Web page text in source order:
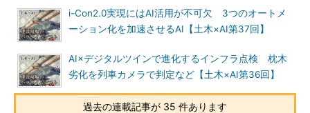
i-Con2.0実現にはAI活用が不可欠 3つのオートメ
ーション化を加速させるAI【土木×AI第37回】
AI×デジタルツインで進化するインフラ点検 枕木
劣化を列車カメラで判定など【土木×AI第36回】
過去の連載記事が 35 件あります